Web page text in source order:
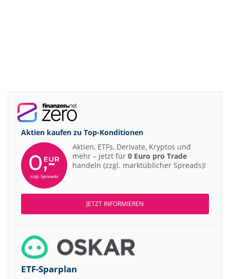
Aktien kaufen zu Top-Konditionen
Aktien, ETFs, Derivate, Kryptos und
mehr – jetzt für 0 Euro pro Trade
handeln (zzgl. marktüblicher Spreads)!
JETZT INFORMIEREN
ETF-Sparplan